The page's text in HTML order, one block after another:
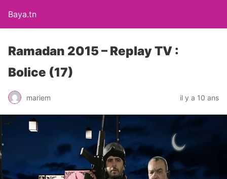
Baya.tn
Ramadan 2015 – Replay TV :
Bolice (17)
mariem il y a 10 ans